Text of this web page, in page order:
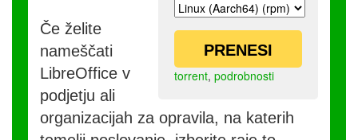
PRENESI
torrent, podrobnosti
Če želite
nameščati
LibreOffice v
podjetju ali
organizacijah za opravila, na katerih